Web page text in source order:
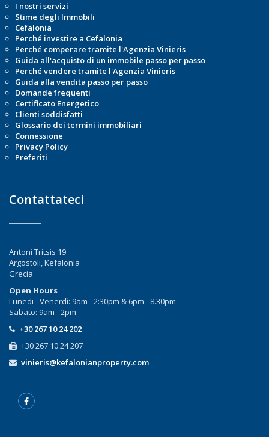
I nostri servizi
Stime degli Immobili
Cefalonia
Perché investire a Cefalonia
Perché comperare tramite l'Agenzia Vinieris
Guida all'acquisto di un immobile passo per passo
Perché vendere tramite l'Agenzia Vinieris
Guida alla vendita passo per passo
Domande frequenti
Certificato Energetico
Clienti soddisfatti
Glossario dei termini immobiliari
Connessione
Privacy Policy
Preferiti
Contattateci
Antoni Tritsis 19
Argostoli, Kefalonia
Grecia
Open Hours
Lunedi - Venerdì: 9am - 2:30pm & 6pm - 8.30pm
Sabato: 9am - 2pm
+30 267 10 24 202
+30 267 10 24 207
vinieris@kefalonianproperty.com